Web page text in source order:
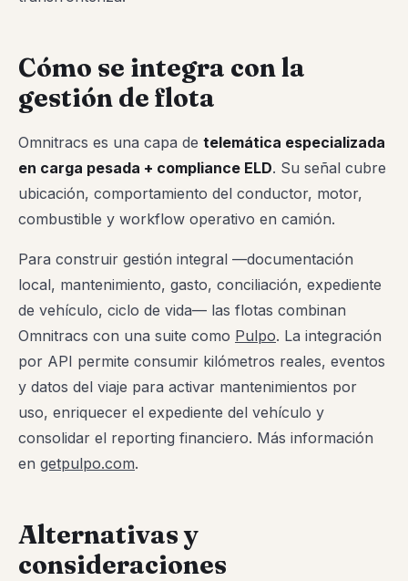
Cómo se integra con la
gestión de flota
Omnitracs es una capa de telemática especializada
en carga pesada + compliance ELD. Su señal cubre
ubicación, comportamiento del conductor, motor,
combustible y workflow operativo en camión.
Para construir gestión integral —documentación
local, mantenimiento, gasto, conciliación, expediente
de vehículo, ciclo de vida— las flotas combinan
Omnitracs con una suite como Pulpo. La integración
por API permite consumir kilómetros reales, eventos
y datos del viaje para activar mantenimientos por
uso, enriquecer el expediente del vehículo y
consolidar el reporting financiero. Más información
en getpulpo.com.
Alternativas y
consideraciones